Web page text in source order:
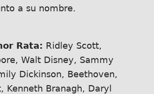
a su nombre.
Rata: Ridley Scott,
Walt Disney, Sammy
Dickinson, Beethoven,
Kenneth Branagh, Daryl